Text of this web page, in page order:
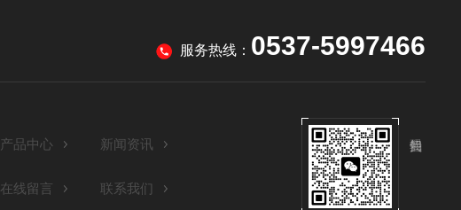
服务热线： 0537-5997466
产品中心 新闻资讯
在线留言 联系我们